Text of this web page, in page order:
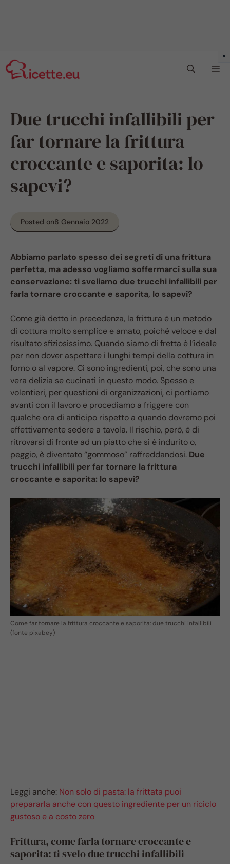
al
contenuto
Due trucchi infallibili per
far tornare la frittura
croccante e saporita: lo
sapevi?
Posted on8 Gennaio 2022
Abbiamo parlato spesso dei segreti di una frittura
perfetta, ma adesso vogliamo soffermarci sulla sua
conservazione: ti sveliamo due trucchi infallibili per
farla tornare croccante e saporita, lo sapevi?
Come già detto in precedenza, la frittura è un metodo
di cottura molto semplice e amato, poiché veloce e dal
risultato sfiziosissimo. Quando siamo di fretta è l’ideale
per non dover aspettare i lunghi tempi della cottura in
forno o al vapore. Ci sono ingredienti, poi, che sono una
vera delizia se cucinati in questo modo. Spesso e
volentieri, per questioni di organizzazioni, ci portiamo
avanti con il lavoro e procediamo a friggere con
qualche ora di anticipo rispetto a quando dovremo poi
effettivamente sedere a tavola. Il rischio, però, è di
ritrovarsi di fronte ad un piatto che si è indurito o,
peggio, è diventato “gommoso” raffreddandosi. Due
trucchi infallibili per far tornare la frittura
croccante e saporita: lo sapevi?
Come far tornare la frittura croccante e saporita: due trucchi infallibili
(fonte pixabey)
Leggi anche: Non solo di pasta: la frittata puoi
prepararla anche con questo ingrediente per un riciclo
gustoso e a costo zero
Frittura, come farla tornare croccante e
saporita: ti svelo due trucchi infallibili